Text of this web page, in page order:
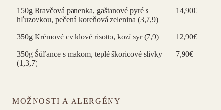
150g Bravčová panenka, gaštanové pyré s
hľuzovkou, pečená koreňová zelenina (3,7,9)
14,90€
350g Krémové cviklové risotto, kozí syr (7,9) 12,90€
350g Šúľance s makom, teplé škoricové slivky
(1,3,7)
7,90€
MOŽNOSTI A ALERGÉNY